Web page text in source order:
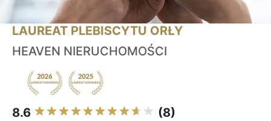
LAUREAT PLEBISCYTU ORŁY
HEAVEN NIERUCHOMOŚCI
8.6 (8)